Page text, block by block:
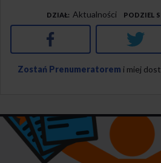
DZIAŁ Aktualności PODZIEL
Facebook
Zostań Prenumeratorem i miej